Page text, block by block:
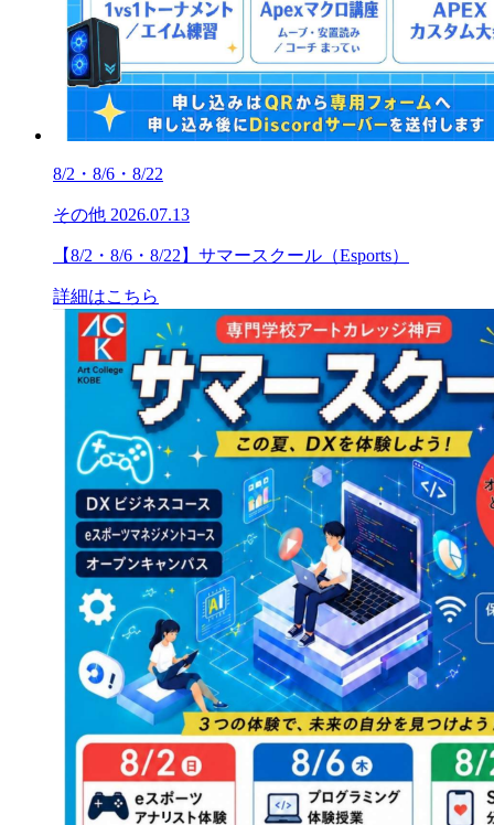
8/2・8/6・8/22
その他 2026.07.13
【8/2・8/6・8/22】サマースクール（Esports）
詳細はこちら